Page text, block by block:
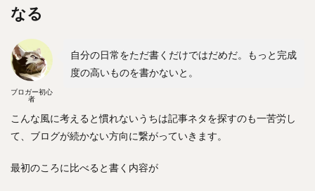
なる
ブロガー初心
者
自分の日常をただ書くだけではだめだ。もっと完成
度の高いものを書かないと。
こんな風に考えると慣れないうちは記事ネタを探すのも一苦労し
て、ブログが続かない方向に繋がっていきます。
最初のころに比べると書く内容が